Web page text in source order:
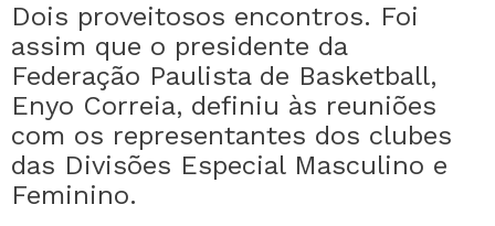
Dois proveitosos encontros. Foi
assim que o presidente da
Federação Paulista de Basketball,
Enyo Correia, definiu às reuniões
com os representantes dos clubes
das Divisões Especial Masculino e
Feminino.